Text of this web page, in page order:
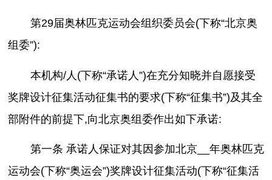
第29届奥林匹克运动会组织委员会(下称“北京奥
组委”):
本机构/人(下称“承诺人”)在充分知晓并自愿接受
奖牌设计征集活动征集书的要求(下称“征集书”)及其全
部附件的前提下,向北京奥组委作出如下承诺:
第一条 承诺人保证对其因参加北京__ 年奥林匹克
运动会(下称“奥运会”)奖牌设计征集活动(下称“征集活